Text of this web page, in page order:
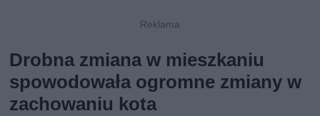
Drobna zmiana w mieszkaniu
spowodowała ogromne zmiany w
zachowaniu kota